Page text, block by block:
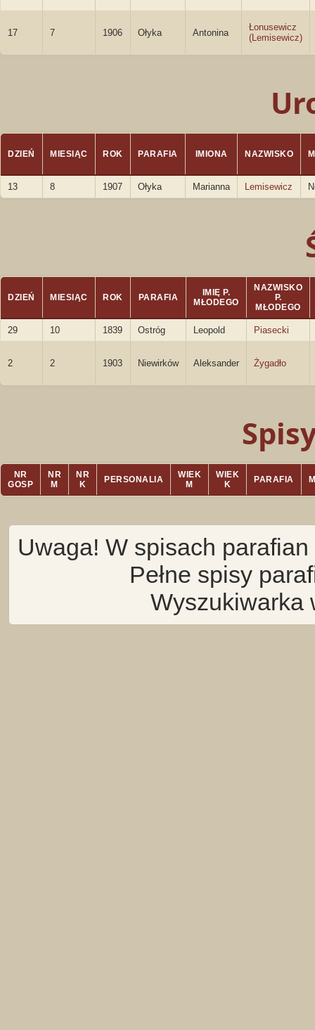
17 7 1906 Ołyka Antonina
Łonusewicz
(Lemisewicz)
DZIEŃ MIESIĄC ROK PARAFIA IMIONA NAZWISKO
13 8 1907 Ołyka Marianna Lemisewicz
DZIEŃ MIESIĄC ROK PARAFIA
IMIĘ P.
MŁODEGO
NAZWISKO
P.
MŁODEGO
29 10 1839 Ostróg Leopold Piasecki
2 2 1903 Niewirków Aleksander Żygadło
NR
GOSP
NR
M
NR
K
PERSONALIA
WIEK
M
WIEK
K
PARAFIA
Uwaga! W spisach
Pełne spisy
Wyszukiwarka